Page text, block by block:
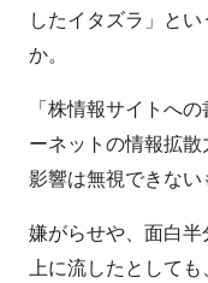
したイタズラ」と
か。
「株情報サイトへ
ーネットの情報拡
影響は無視できない
嫌がらせや、面白
上に流したとして